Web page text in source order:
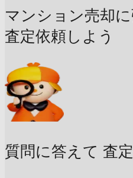
マンション売却
査定依頼しよう
質問に答えて 査